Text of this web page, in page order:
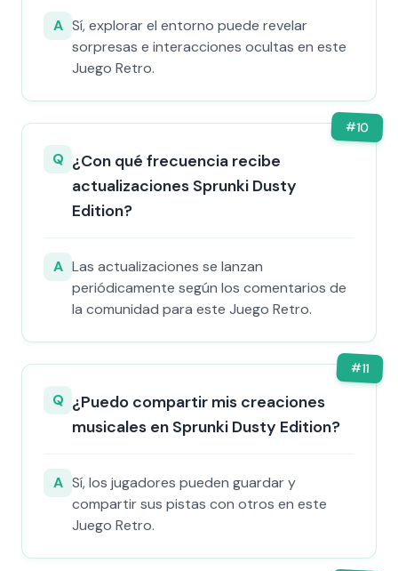
A Sí, explorar el entorno puede revelar
sorpresas e interacciones ocultas en este
Juego Retro.
#10
Q ¿Con qué frecuencia recibe
actualizaciones Sprunki Dusty
Edition?
A Las actualizaciones se lanzan
periódicamente según los comentarios de
la comunidad para este Juego Retro.
#11
Q ¿Puedo compartir mis creaciones
musicales en Sprunki Dusty Edition?
A Sí, los jugadores pueden guardar y
compartir sus pistas con otros en este
Juego Retro.